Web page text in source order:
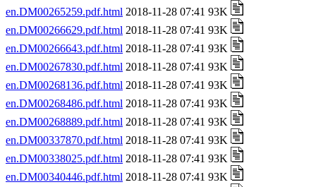
en.DM00265259.pdf.html 2018-11-28 07:41 93K
en.DM00266629.pdf.html 2018-11-28 07:41 93K
en.DM00266643.pdf.html 2018-11-28 07:41 93K
en.DM00267830.pdf.html 2018-11-28 07:41 93K
en.DM00268136.pdf.html 2018-11-28 07:41 93K
en.DM00268486.pdf.html 2018-11-28 07:41 93K
en.DM00268889.pdf.html 2018-11-28 07:41 93K
en.DM00337870.pdf.html 2018-11-28 07:41 93K
en.DM00338025.pdf.html 2018-11-28 07:41 93K
en.DM00340446.pdf.html 2018-11-28 07:41 93K